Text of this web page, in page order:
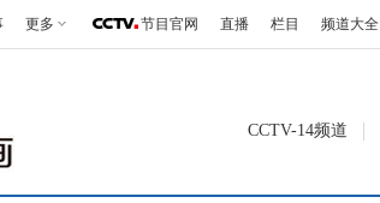
更多 节目官网 直播 栏目 频道大全
CCTV-14频道